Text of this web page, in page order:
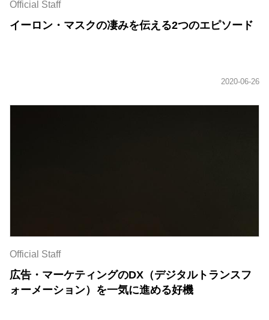
Official Staff
イーロン・マスクの凄みを伝える2つのエピソード
Official Staff
広告・マーケティングのDX（デジタルトランスフ
ォーメーション）を一気に進める好機